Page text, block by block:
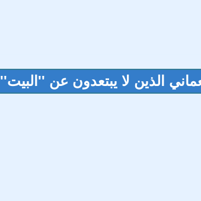
الذين لا يبتعدون عن ''البيت''